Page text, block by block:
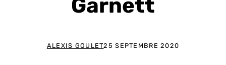
Garnett
ALEXIS GOULET25 SEPTEMBRE 2020